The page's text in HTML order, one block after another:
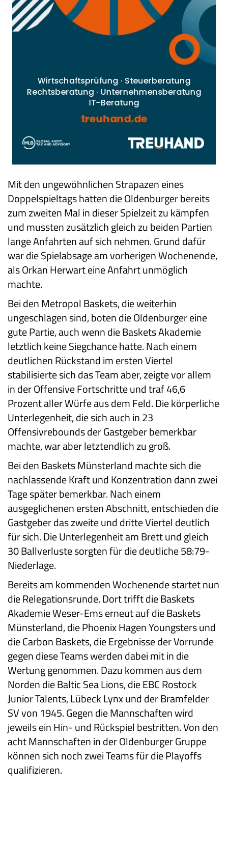
Mit den ungewöhnlichen Strapazen eines
Doppelspieltags hatten die Oldenburger bereits
zum zweiten Mal in dieser Spielzeit zu kämpfen
und mussten zusätzlich gleich zu beiden Partien
lange Anfahrten auf sich nehmen. Grund dafür
war die Spielabsage am vorherigen Wochenende,
als Orkan Herwart eine Anfahrt unmöglich
machte.
Bei den Metropol Baskets, die weiterhin
ungeschlagen sind, boten die Oldenburger eine
gute Partie, auch wenn die Baskets Akademie
letztlich keine Siegchance hatte. Nach einem
deutlichen Rückstand im ersten Viertel
stabilisierte sich das Team aber, zeigte vor allem
in der Offensive Fortschritte und traf 46,6
Prozent aller Würfe aus dem Feld. Die körperliche
Unterlegenheit, die sich auch in 23
Offensivrebounds der Gastgeber bemerkbar
machte, war aber letztendlich zu groß.
Bei den Baskets Münsterland machte sich die
nachlassende Kraft und Konzentration dann zwei
Tage später bemerkbar. Nach einem
ausgeglichenen ersten Abschnitt, entschieden die
Gastgeber das zweite und dritte Viertel deutlich
für sich. Die Unterlegenheit am Brett und gleich
30 Ballverluste sorgten für die deutliche 58:79-
Niederlage.
Bereits am kommenden Wochenende startet nun
die Relegationsrunde. Dort trifft die Baskets
Akademie Weser-Ems erneut auf die Baskets
Münsterland, die Phoenix Hagen Youngsters und
die Carbon Baskets, die Ergebnisse der Vorrunde
gegen diese Teams werden dabei mit in die
Wertung genommen. Dazu kommen aus dem
Norden die Baltic Sea Lions, die EBC Rostock
Junior Talents, Lübeck Lynx und der Bramfelder
SV von 1945. Gegen die Mannschaften wird
jeweils ein Hin- und Rückspiel bestritten. Von den
acht Mannschaften in der Oldenburger Gruppe
können sich noch zwei Teams für die Playoffs
qualifizieren.